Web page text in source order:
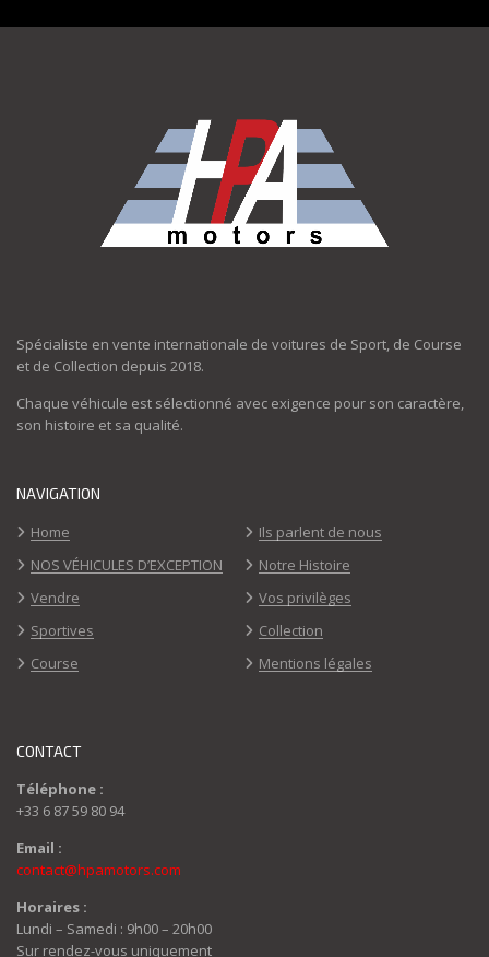
Spécialiste en vente internationale de voitures de Sport, de Course
et de Collection depuis 2018.
Chaque véhicule est sélectionné avec exigence pour son caractère,
son histoire et sa qualité.
NAVIGATION
Home
Ils parlent de nous
NOS VÉHICULES D’EXCEPTION
Notre Histoire
Vendre
Vos privilèges
Sportives
Collection
Course
Mentions légales
CONTACT
Téléphone :
+33 6 87 59 80 94
Email :
contact@hpamotors.com
Horaires :
Lundi – Samedi : 9h00 – 20h00
Sur rendez-vous uniquement